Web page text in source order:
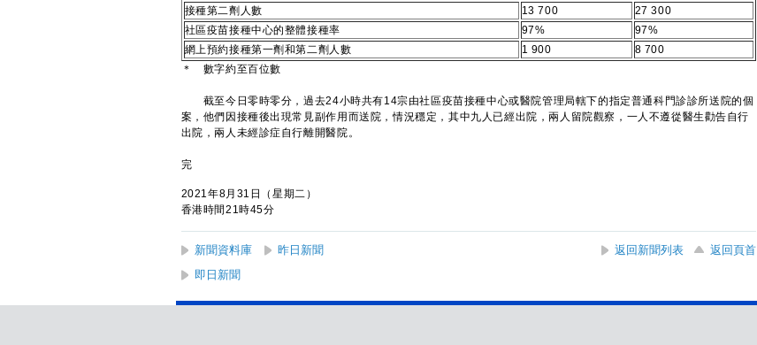
接種第二劑人數
13 700
27 300
社區疫苗接種中心的整體接種率
97%
97%
網上預約接種第一劑和第二劑人數
1 900
8 700
＊ 數字約至百位數
截至今日零時零分，過去24小時共有14宗由社區疫苗接種中心或醫院管理局轄下的指定普通科門診診所送院的個
案，他們因接種後出現常見副作用而送院，情況穩定，其中九人已經出院，兩人留院觀察，一人不遵從醫生勸告自行
出院，兩人未經診症自行離開醫院。
完
2021年8月31日（星期二）
香港時間21時45分
新聞資料庫 昨日新聞 返回新聞列表
返回頁首
即日新聞